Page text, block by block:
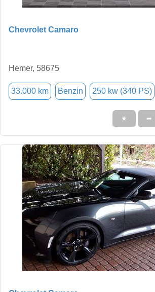
Chevrolet Camaro
Hemer, 58675
33.000 km Benzin 250 kw (340 PS)
★ ➦